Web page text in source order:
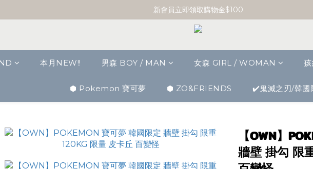
單筆消費滿 $3000 即享免運
新會員立即領取購物金$100
單筆消費滿 $3000 即享免運
本月NEW!! 男森 BOY / MAN 女森 GIRL / WOMAN
⬢ Pokemon 寶可夢 ⬢ ZO&FRIENDS ✔️鬼滅之刃/韓國
【OWN】
牆壁 掛勾 限